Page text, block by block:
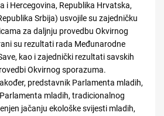
i Hercegovina, Republika Hrvatska,
Srbija) usvojile su zajedničku
za daljnju provedbu Okvirnog
su rezultati rada Međunarodne
kao i zajednički rezultati savskih
Okvirnog sporazuma.
predstavnik Parlamenta mladih,
mladih, tradicionalnog
jačanju ekološke svijesti mladih,